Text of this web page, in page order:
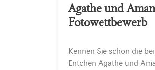
Agathe und
Fotowettbewerb
Kennen Sie schon die
Entchen Agathe und